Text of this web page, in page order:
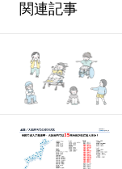
関連記事